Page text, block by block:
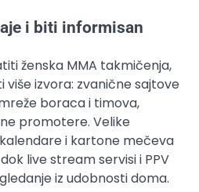
i biti informisan
ženska MMA takmičenja,
više izvora: zvanične sajtove
boraca i timova,
promotere. Velike
i kartone mečeva
live stream servisi i PPV
iz udobnosti doma.